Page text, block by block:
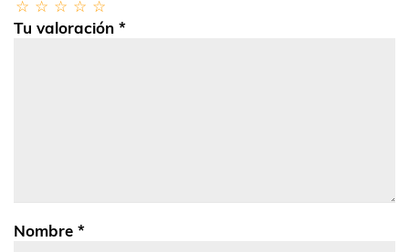
Tu valoración *
Nombre *